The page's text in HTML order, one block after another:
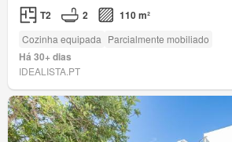
T2 2 110 m²
Cozinha equipada Parcialmente mobiliado
Há 30+ dias
IDEALISTA.PT